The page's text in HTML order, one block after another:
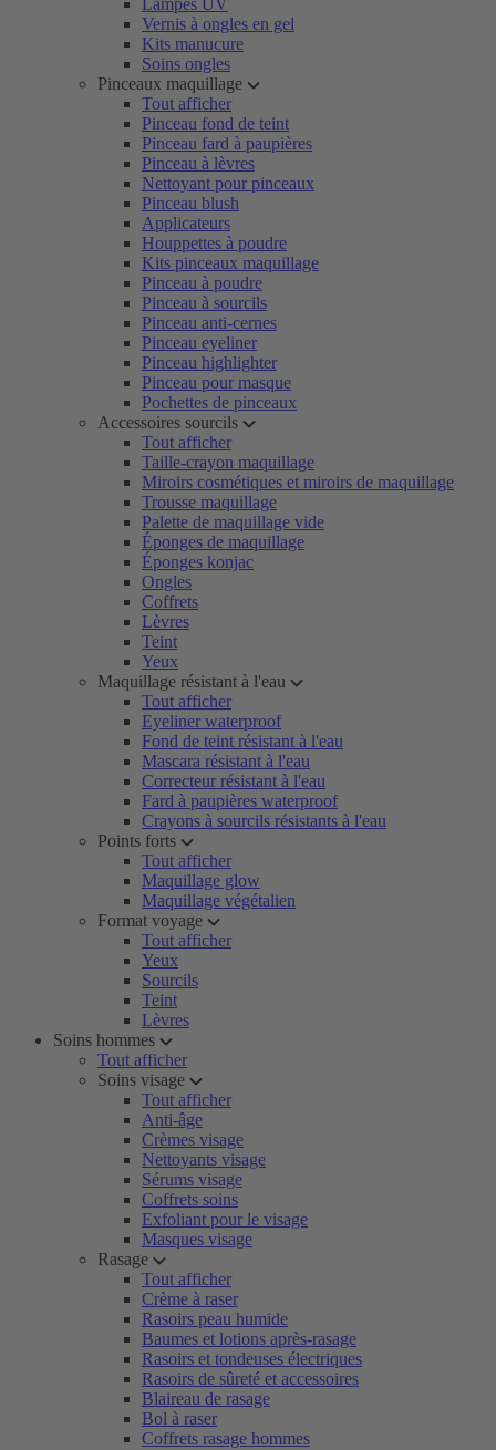
Lampes UV
Vernis à ongles en gel
Kits manucure
Soins ongles
Pinceaux maquillage
Tout afficher
Pinceau fond de teint
Pinceau fard à paupières
Pinceau à lèvres
Nettoyant pour pinceaux
Pinceau blush
Applicateurs
Houppettes à poudre
Kits pinceaux maquillage
Pinceau à poudre
Pinceau à sourcils
Pinceau anti-cernes
Pinceau eyeliner
Pinceau highlighter
Pinceau pour masque
Pochettes de pinceaux
Accessoires sourcils
Tout afficher
Taille-crayon maquillage
Miroirs cosmétiques et miroirs de maquillage
Trousse maquillage
Palette de maquillage vide
Éponges de maquillage
Éponges konjac
Ongles
Coffrets
Lèvres
Teint
Yeux
Maquillage résistant à l'eau
Tout afficher
Eyeliner waterproof
Fond de teint résistant à l'eau
Mascara résistant à l'eau
Correcteur résistant à l'eau
Fard à paupières waterproof
Crayons à sourcils résistants à l'eau
Points forts
Tout afficher
Maquillage glow
Maquillage végétalien
Format voyage
Tout afficher
Yeux
Sourcils
Teint
Lèvres
Soins hommes
Tout afficher
Soins visage
Tout afficher
Anti-âge
Crèmes visage
Nettoyants visage
Sérums visage
Coffrets soins
Exfoliant pour le visage
Masques visage
Rasage
Tout afficher
Crème à raser
Rasoirs peau humide
Baumes et lotions après-rasage
Rasoirs et tondeuses électriques
Rasoirs de sûreté et accessoires
Blaireau de rasage
Bol à raser
Coffrets rasage hommes